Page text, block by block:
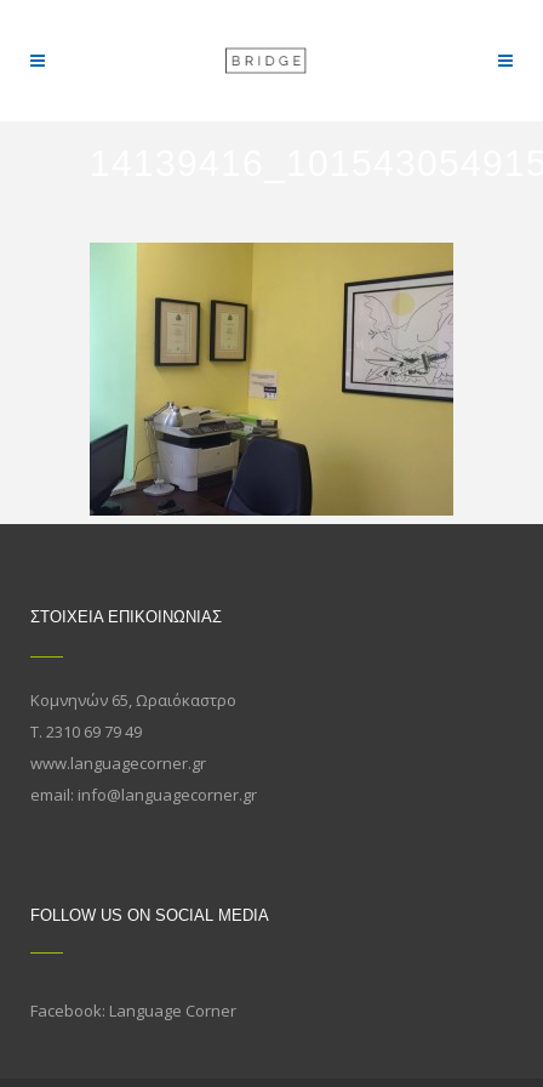
ΣΤΟΙΧΕΙΑ ΕΠΙΚΟΙΝΩΝΙΑΣ
Κομνηνών 65, Ωραιόκαστρο
Τ. 2310 69 79 49
www.languagecorner.gr
email: info@languagecorner.gr
FOLLOW US ON SOCIAL MEDIA
Facebook: Language Corner